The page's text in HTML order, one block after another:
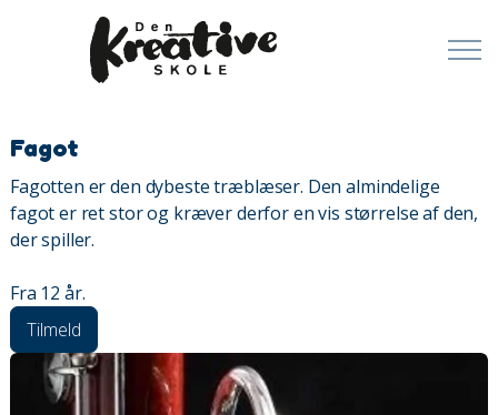
Fagot
Fagotten er den dybeste træblæser. Den almindelige
fagot er ret stor og kræver derfor en vis størrelse af den,
der spiller.
Fra 12 år.
Tilmeld